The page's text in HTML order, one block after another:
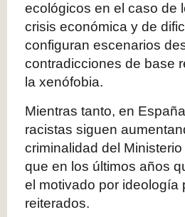
ecológicos en el caso de
crisis económica y de
configuran escenarios
contradicciones de base
la xenófobia.
Mientras tanto, en
racistas siguen
criminalidad del
que en los últimos años
el motivado por
reiterados.